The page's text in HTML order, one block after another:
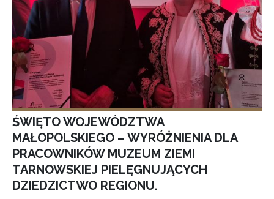
ŚWIĘTO WOJEWÓDZTWA
MAŁOPOLSKIEGO – WYRÓŻNIENIA DLA
PRACOWNIKÓW MUZEUM ZIEMI
TARNOWSKIEJ PIELĘGNUJĄCYCH
DZIEDZICTWO REGIONU.